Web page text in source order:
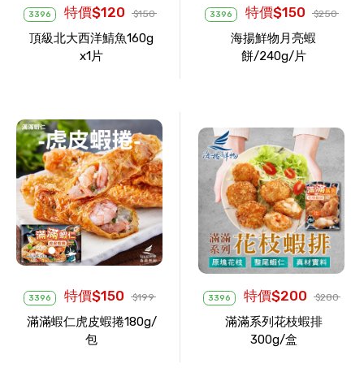
3396 特價$120 $150
頂級北大西洋鯖魚160g
x1片
3396 特價$150 $250
海揚鮮物月亮蝦
餅/240g/片
3396 特價$150 $199
滿滿蝦仁虎皮蝦捲180g/
包
3396 特價$200 $280
滿滿系列花枝蝦排
300g/盒